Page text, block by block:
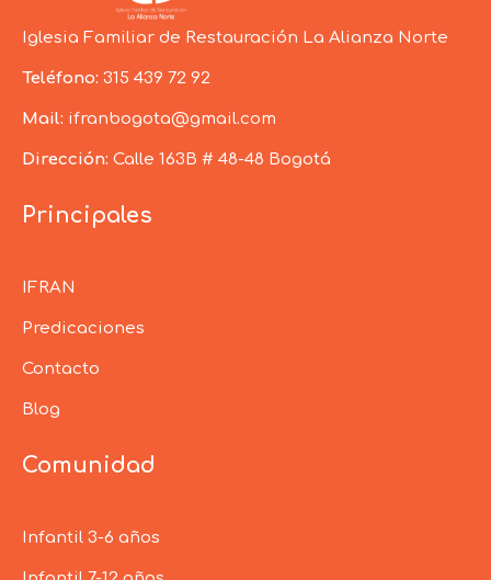
Iglesia Familiar de Restauración La Alianza Norte
Teléfono: 315 439 72 92
Mail: ifranbogota@gmail.com
Dirección: Calle 163B # 48-48 Bogotá
Principales
IFRAN
Predicaciones
Contacto
Blog
Comunidad
Infantil 3-6 años